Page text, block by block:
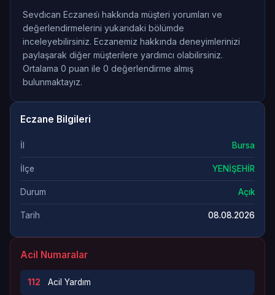
Sevdi̇can Eczanesi̇ hakkında müşteri yorumları ve
değerlendirmelerini yukarıdaki bölümde
inceleyebilirsiniz. Eczanemiz hakkında deneyimlerinizi
paylaşarak diğer müşterilere yardımcı olabilirsiniz.
Ortalama 0 puan ile 0 değerlendirme almış
bulunmaktayız.
Eczane Bilgileri
İl Bursa
İlçe YENİŞEHİR
Durum Açık
Tarih 08.08.2026
Acil Numaralar
112 Acil Yardım